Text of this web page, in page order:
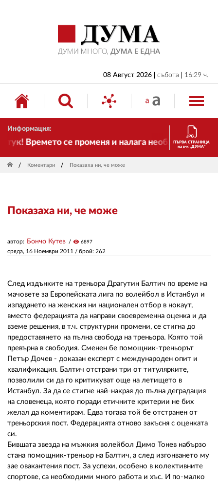
08 Август 2026 събота 16:29 ч.
Информация:
Времето се променя и налага необходимостта
ПЪРВА СТРАНИЦА
на в-к „ДУМА“
Коментари Показаха ни, че може
Показаха ни, че може
сряда, 16 Ноември 2011 / брой: 262
автор: Бончо Кутев visibility 6897
След издънките на треньора Драгутин Балтич по време на
мачовете за Европейската лига по волейбол в Истанбул и
изпадането на женския ни национален отбор в нокаут,
вместо федерацията да направи своевременна оценка и да
вземе решения, в т.ч. структурни промени, се стигна до
предоставянето на пълна свобода на треньора. Която той
превърна в свободия. Сменен бе помощник-треньорът
Петър Дочев - доказан експерт с международен опит и
квалификация. Балтич отстрани три от титулярките,
позволили си да го критикуват още на летището в
Истанбул. За да се стигне най-накрая до пълна деградация
на словенеца, която поради етичните критерии не бих
желал да коментирам. Едва тогава той бе отстранен от
треньорския пост. Федерацията отново закъсня с оценката
си.
Бившата звезда на мъжкия волейбол Димо Тонев набързо
стана помощник-треньор на Балтич, а след изгонването му
зае овакантения пост. За успехи, особено в колективните
спортове, са необходими много работа и хъс. И по-малко
БЪЛГАРИЯ
ИКОНОМИКА
ИЗБОРИ
СВЯТ
ДРУГИ
РЕДАКЦИЯ
КОНТАКТИ
РЕКЛАМА
АБОНАМЕНТ
УСЛОВИЯ ЗА ПОЛЗВАНЕ
ПОЛИТИКА ЗА БИСКВИТКИТЕ
ПОЛИТИКАТА ЗА
ПОВЕРИТЕЛНОСТ